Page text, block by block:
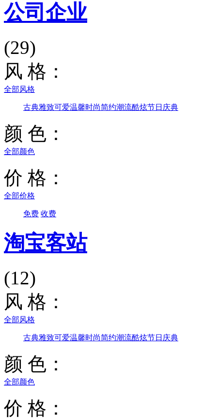
公司企业
(29)
风 格：
全部风格
古典雅致可爱温馨时尚简约潮流酷炫节日庆典
颜 色：
全部颜色
价 格：
全部价格
免费 收费
淘宝客站
(12)
风 格：
全部风格
古典雅致可爱温馨时尚简约潮流酷炫节日庆典
颜 色：
全部颜色
价 格：